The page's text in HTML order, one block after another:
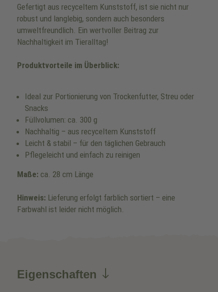
Gefertigt aus recyceltem Kunststoff, ist sie nicht nur
robust und langlebig, sondern auch besonders
umweltfreundlich. Ein wertvoller Beitrag zur
Nachhaltigkeit im Tieralltag!
Produktvorteile im Überblick:
Ideal zur Portionierung von Trockenfutter, Streu oder
Snacks
Füllvolumen: ca. 300 g
Nachhaltig – aus recyceltem Kunststoff
Leicht & stabil – für den täglichen Gebrauch
Pflegeleicht und einfach zu reinigen
Maße: ca. 28 cm Länge
Hinweis: Lieferung erfolgt farblich sortiert – eine
Farbwahl ist leider nicht möglich.
Eigenschaften